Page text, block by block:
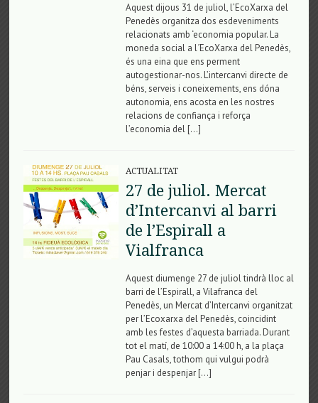
Aquest dijous 31 de juliol, l’EcoXarxa del
Penedès organitza dos esdeveniments
relacionats amb ‘economia popular. La
moneda social a l´EcoXarxa del Penedès,
és una eina que ens perment
autogestionar-nos. L’intercanvi directe de
béns, serveis i coneixements, ens dóna
autonomia, ens acosta en les nostres
relacions de confiança i reforça
l’economia del […]
ACTUALITAT
27 de juliol. Mercat
d’Intercanvi al barri
de l’Espirall a
Vialfranca
Aquest diumenge 27 de juliol tindrà lloc al
barri de l’Espirall, a Vilafranca del
Penedès, un Mercat d’Intercanvi organitzat
per l’Ecoxarxa del Penedès, coincidint
amb les festes d’aquesta barriada. Durant
tot el matí, de 10:00 a 14:00 h, a la plaça
Pau Casals, tothom qui vulgui podrà
penjar i despenjar […]